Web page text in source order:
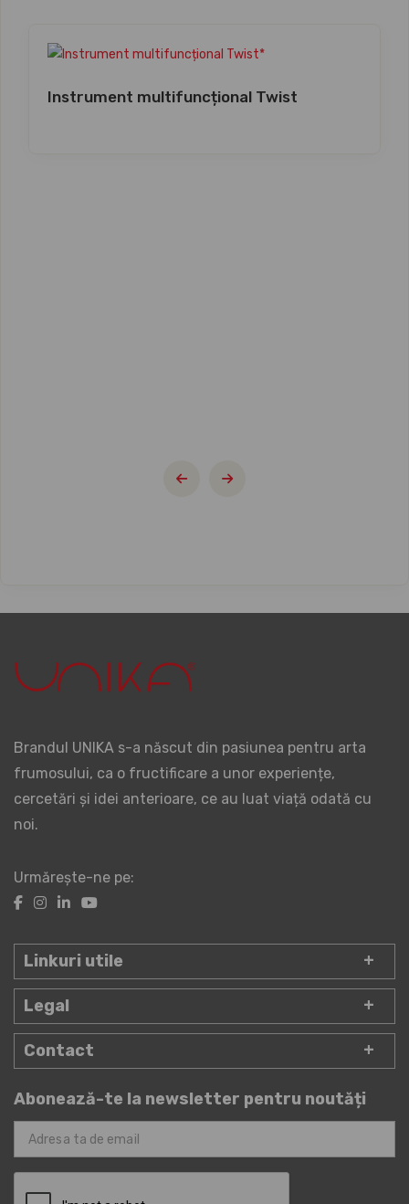
Instrument multifuncțional Twist
Brandul UNIKA s-a născut din pasiunea pentru arta
frumosului, ca o fructificare a unor experiențe,
cercetări și idei anterioare, ce au luat viață odată cu
noi.
Urmărește-ne pe:
Linkuri utile
Legal
Contact
Abonează-te la newsletter pentru noutăți